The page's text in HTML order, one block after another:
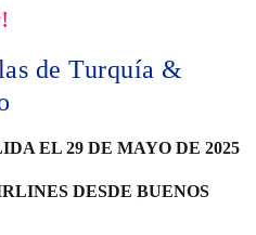
de Turquía &
EL 29 DE MAYO DE 2025
DESDE BUENOS